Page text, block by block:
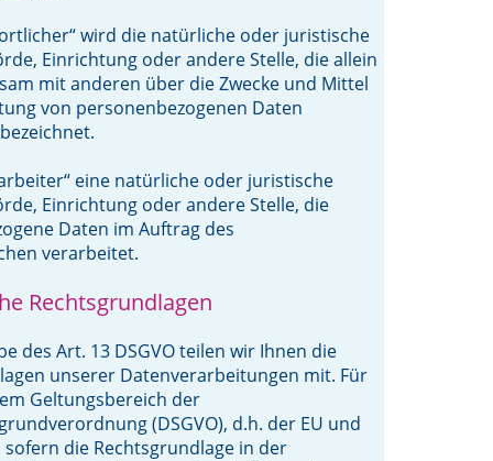
wird die natürliche oder juristische
Einrichtung oder andere Stelle, die allein
mit anderen über die Zwecke und Mittel
von personenbezogenen Daten
eine natürliche oder juristische
Einrichtung oder andere Stelle, die
Daten im Auftrag des
verarbeitet.
Rechtsgrundlagen
des Art. 13 DSGVO teilen wir Ihnen die
unserer Datenverarbeitungen mit. Für
Geltungsbereich der
(DSGVO), d.h. der EU und
sofern die Rechtsgrundlage in der